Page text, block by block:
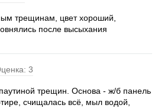
трещинам, цвет хороший,
после высыхания
3
трещин. Основа - ж/б панель
счищалась всё, мыл водой,